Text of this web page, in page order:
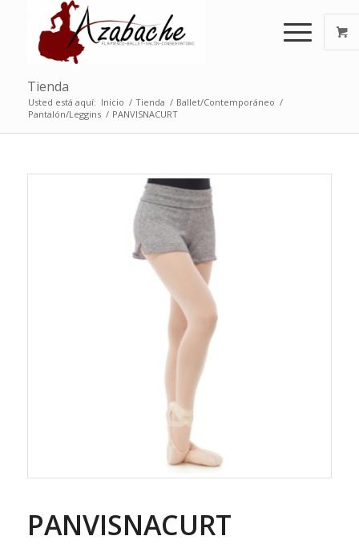
Tienda
Usted está aquí: Inicio / Tienda / Ballet/Contemporáneo /
Pantalón/Leggins / PANVISNACURT
PANVISNACURT